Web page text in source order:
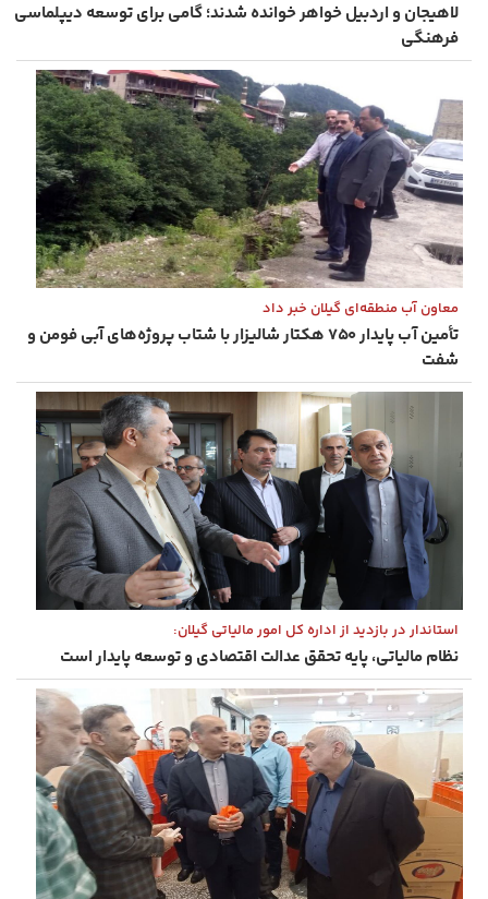
لاهیجان و اردبیل خواهر خوانده شدند؛ گامی برای توسعه دیپلماسی
فرهنگی
معاون آب منطقه‌ای گیلان خبر داد
تأمین آب پایدار ۷۵۰ هکتار شالیزار با شتاب پروژه‌های آبی فومن و
شفت
استاندار در بازدید از اداره‌ کل امور مالیاتی گیلان:
نظام مالیاتی، پایه تحقق عدالت اقتصادی و توسعه پایدار است